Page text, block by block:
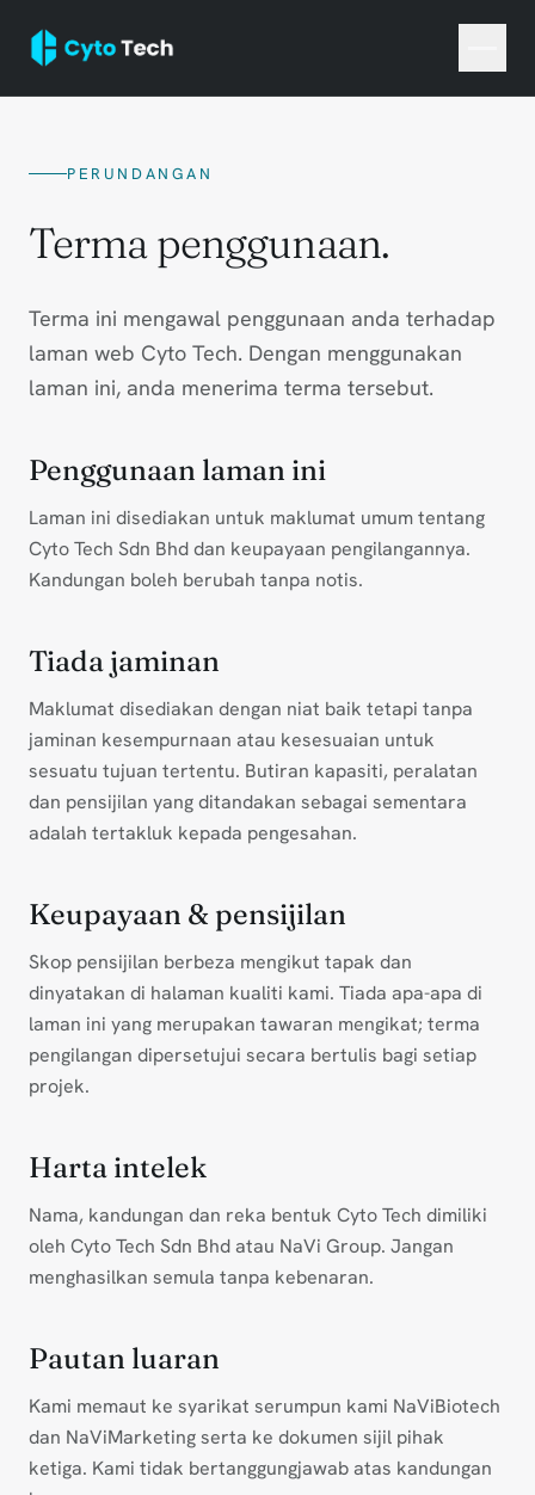
PERUNDANGAN
Terma penggunaan.
Terma ini mengawal penggunaan anda terhadap
laman web Cyto Tech. Dengan menggunakan
laman ini, anda menerima terma tersebut.
Penggunaan laman ini
Laman ini disediakan untuk maklumat umum tentang
Cyto Tech Sdn Bhd dan keupayaan pengilangannya.
Kandungan boleh berubah tanpa notis.
Tiada jaminan
Maklumat disediakan dengan niat baik tetapi tanpa
jaminan kesempurnaan atau kesesuaian untuk
sesuatu tujuan tertentu. Butiran kapasiti, peralatan
dan pensijilan yang ditandakan sebagai sementara
adalah tertakluk kepada pengesahan.
Keupayaan & pensijilan
Skop pensijilan berbeza mengikut tapak dan
dinyatakan di halaman kualiti kami. Tiada apa-apa di
laman ini yang merupakan tawaran mengikat; terma
pengilangan dipersetujui secara bertulis bagi setiap
projek.
Harta intelek
Nama, kandungan dan reka bentuk Cyto Tech dimiliki
oleh Cyto Tech Sdn Bhd atau NaVi Group. Jangan
menghasilkan semula tanpa kebenaran.
Pautan luaran
Kami memaut ke syarikat serumpun kami NaViBiotech
dan NaViMarketing serta ke dokumen sijil pihak
ketiga. Kami tidak bertanggungjawab atas kandungan